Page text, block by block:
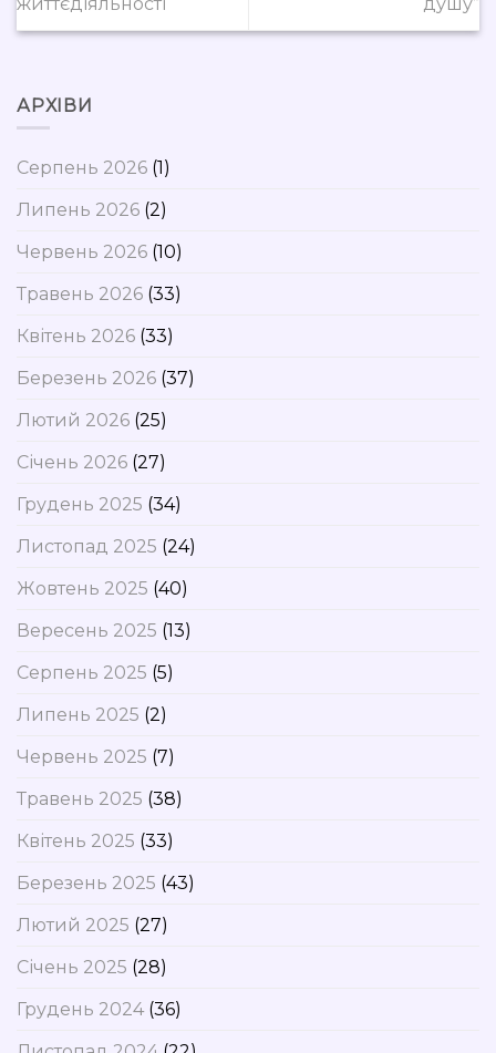
АРХІВИ
Серпень 2026 (1)
Липень 2026 (2)
Червень 2026 (10)
Травень 2026 (33)
Квітень 2026 (33)
Березень 2026 (37)
Лютий 2026 (25)
Січень 2026 (27)
Грудень 2025 (34)
Листопад 2025 (24)
Жовтень 2025 (40)
Вересень 2025 (13)
Серпень 2025 (5)
Липень 2025 (2)
Червень 2025 (7)
Травень 2025 (38)
Квітень 2025 (33)
Березень 2025 (43)
Лютий 2025 (27)
Січень 2025 (28)
Грудень 2024(36)